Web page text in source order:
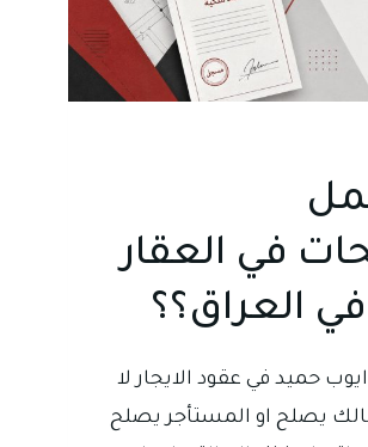
في العقار
العراق؟؟
حميد في عقود الايجار لا
يصلح او المستأجر يصلح